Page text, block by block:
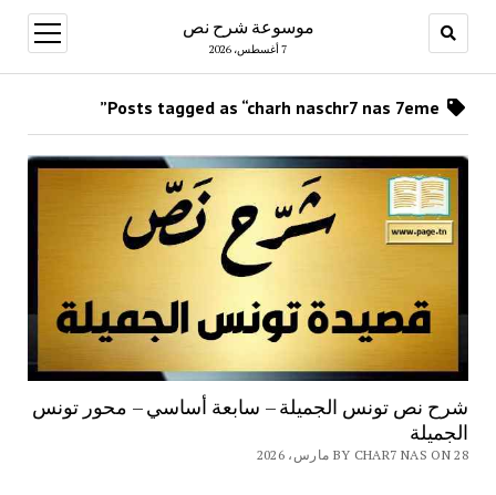
موسوعة شرح نص
7 أغسطس، 2026
open
menu
شرح نص تونس الجميلة – سابعة أساسي – محور تونس
الجميلة
BY CHAR7 NAS ON 28 مارس، 2026